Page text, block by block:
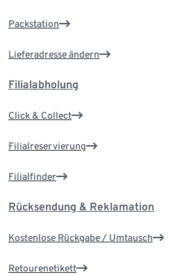
Packstation
Lieferadresse ändern
Filialabholung
Click & Collect
Filialreservierung
Filialfinder
Rücksendung & Reklamation
Kostenlose Rückgabe / Umtausch
Retourenetikett